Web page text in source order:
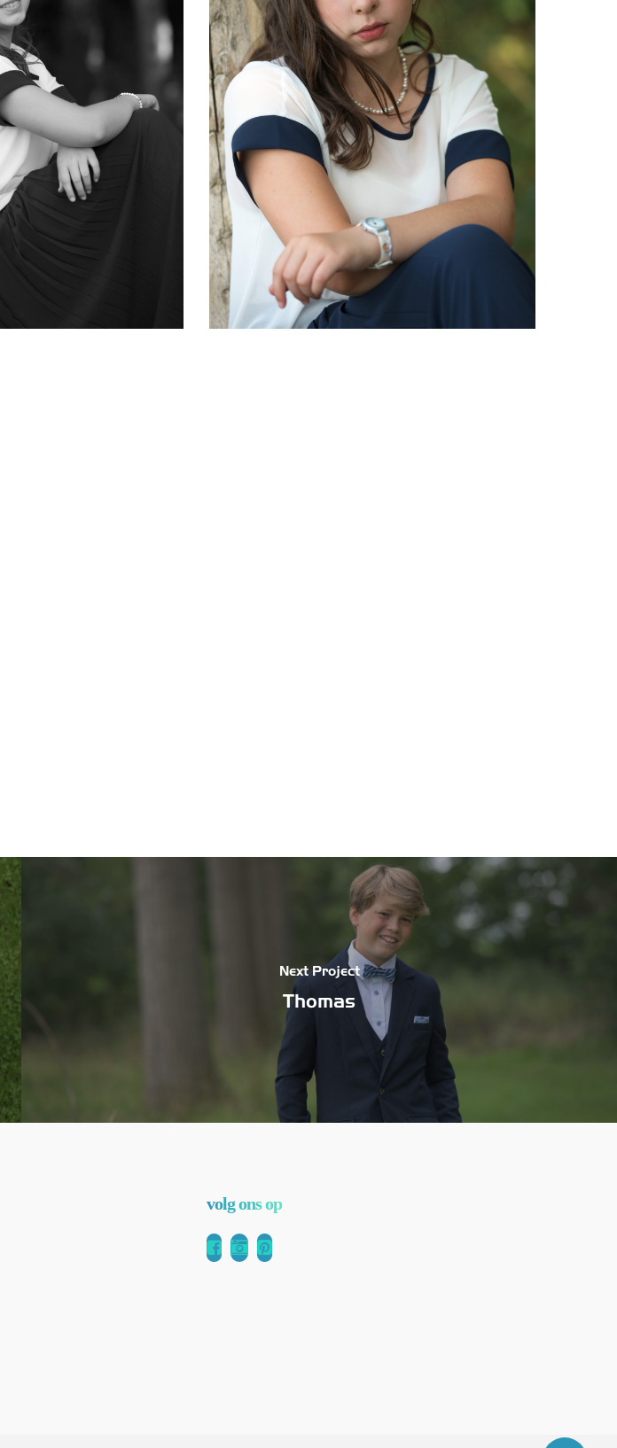
Next Project
Thomas
volg ons op